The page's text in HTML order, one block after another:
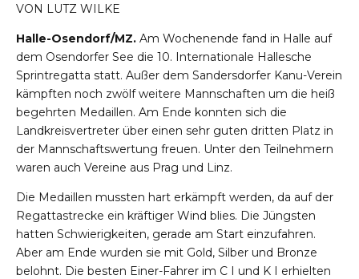
VON LUTZ WILKE
Halle-Osendorf/MZ. Am Wochenende fand in Halle auf
dem Osendorfer See die 10. Internationale Hallesche
Sprintregatta statt. Außer dem Sandersdorfer Kanu-Verein
kämpften noch zwölf weitere Mannschaften um die heiß
begehrten Medaillen. Am Ende konnten sich die
Landkreisvertreter über einen sehr guten dritten Platz in
der Mannschaftswertung freuen. Unter den Teilnehmern
waren auch Vereine aus Prag und Linz.
Die Medaillen mussten hart erkämpft werden, da auf der
Regattastrecke ein kräftiger Wind blies. Die Jüngsten
hatten Schwierigkeiten, gerade am Start einzufahren.
Aber am Ende wurden sie mit Gold, Silber und Bronze
belohnt. Die besten Einer-Fahrer im C I und K I erhielten